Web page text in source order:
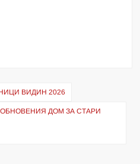
ВИДИН 2026
ДОМ ЗА СТАРИ